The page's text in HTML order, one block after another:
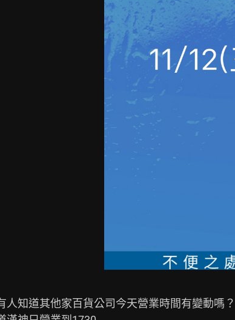
人知道其他家百貨公司今天營業時間有變動嗎？